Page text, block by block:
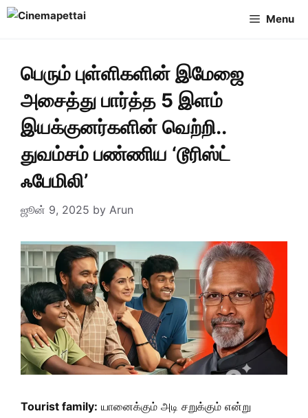
Skip
Menu
பெரும் புள்ளிகளின் இமேஜை
அசைத்து பார்த்த 5 இளம்
இயக்குனர்களின் வெற்றி..
துவம்சம் பண்ணிய ‘டூரிஸ்ட்
ஃபேமிலி’
ஜூன் 9, 2025 by Arun
Tourist family: யானைக்கும் அடி சறுக்கும் என்று